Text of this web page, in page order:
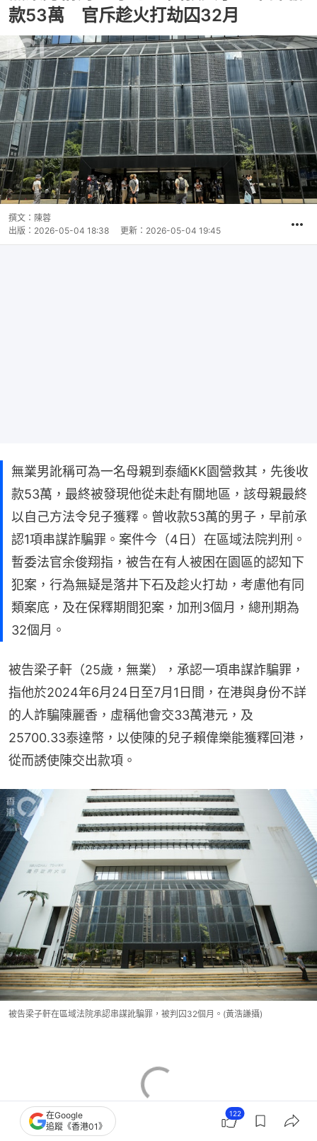
款53萬 官斥趁火打劫囚32月
撰文： 陳蓉
出版： 2026-05-04 18:38 更新： 2026-05-04 19:45
無業男訛稱可為一名母親到泰緬KK園營救其，先後收
款53萬，最終被發現他從未赴有關地區，該母親最終
以自己方法令兒子獲釋。曾收款53萬的男子，早前承
認1項串謀詐騙罪。案件今（4日）在區域法院判刑。
暫委法官余俊翔指，被告在有人被困在園區的認知下
犯案，行為無疑是落井下石及趁火打劫，考慮他有同
類案底，及在保釋期間犯案，加刑3個月，總刑期為
32個月。
被告梁子軒（25歲，無業），承認一項串謀詐騙罪，
指他於2024年6月24日至7月1日間，在港與身份不詳
的人詐騙陳麗香，虛稱他會交33萬港元，及
25700.33泰達幣，以使陳的兒子賴偉樂能獲釋回港，
從而誘使陳交出款項。
被告梁子軒在區域法院承認串謀訛騙罪，被判囚32個月。(黃浩謙攝)
在Google
追蹤《香港01》
122